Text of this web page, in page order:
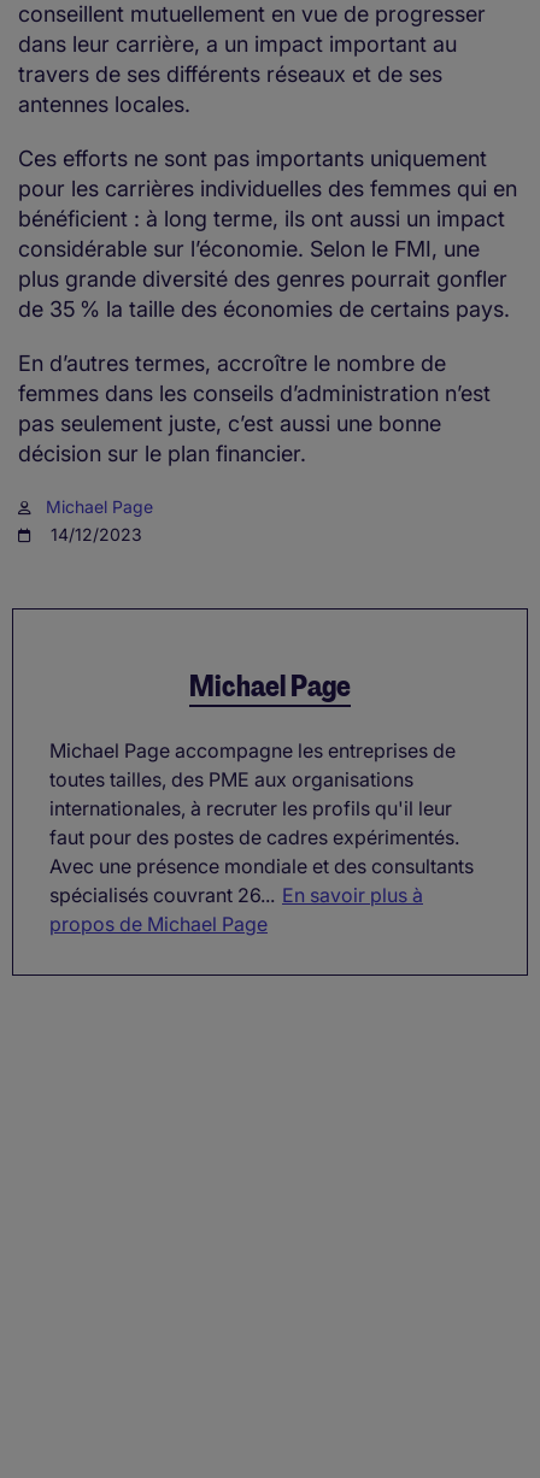
conseillent mutuellement en vue de progresser
dans leur carrière, a un impact important au
travers de ses différents réseaux et de ses
antennes locales.
Ces efforts ne sont pas importants uniquement
pour les carrières individuelles des femmes qui en
bénéficient : à long terme, ils ont aussi un impact
considérable sur l’économie. Selon le FMI, une
plus grande diversité des genres pourrait gonfler
de 35 % la taille des économies de certains pays.
En d’autres termes, accroître le nombre de
femmes dans les conseils d’administration n’est
pas seulement juste, c’est aussi une bonne
décision sur le plan financier.
Michael Page
14/12/2023
Michael Page
Michael Page accompagne les entreprises de
toutes tailles, des PME aux organisations
internationales, à recruter les profils qu'il leur
faut pour des postes de cadres expérimentés.
Avec une présence mondiale et des consultants
spécialisés couvrant 26... En savoir plus à
propos de Michael Page